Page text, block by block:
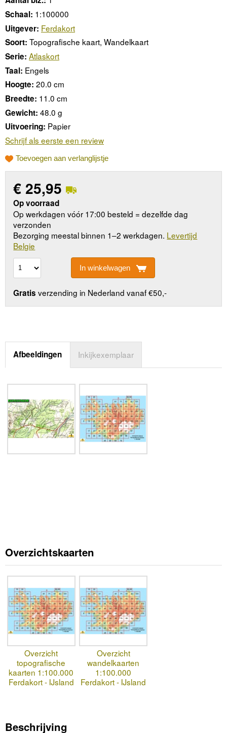
Schaal: 1:100000
Uitgever: Ferdakort
Soort: Topografische kaart, Wandelkaart
Serie: Atlaskort
Taal: Engels
Hoogte: 20.0 cm
Breedte: 11.0 cm
Gewicht: 48.0 g
Uitvoering: Papier
Schrijf als eerste een review
Toevoegen aan verlanglijstje
€ 25,95
Op voorraad
Op werkdagen vóór 17:00 besteld = dezelfde dag
verzonden
Bezorging meestal binnen 1–2 werkdagen. Levertijd
Belgie
In winkelwagen
Gratis verzending in Nederland vanaf €50,-
Afbeeldingen Inkijkexemplaar
Overzichtskaarten
Overzicht
topografische
kaarten 1:100.000
Ferdakort - IJsland
Overzicht
wandelkaarten
1:100.000
Ferdakort - IJsland
Beschrijving